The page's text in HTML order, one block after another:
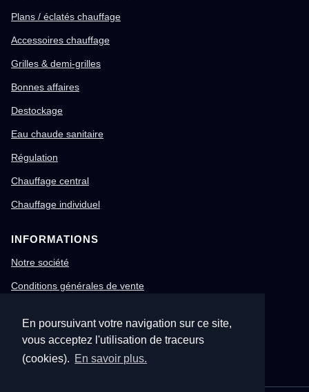
En poursuivant votre navigation sur ce site,
vous acceptez l'utilisation de traceurs
(cookies). En savoir plus.
Plans / éclatés chauffage
Accessoires chauffage
Grilles & demi-grilles
Bonnes affaires
Destockage
Eau chaude sanitaire
Régulation
Chauffage central
Chauffage individuel
INFORMATIONS
Notre société
Conditions générales de vente
Gestion des cookies
Confidentialité & RGPD